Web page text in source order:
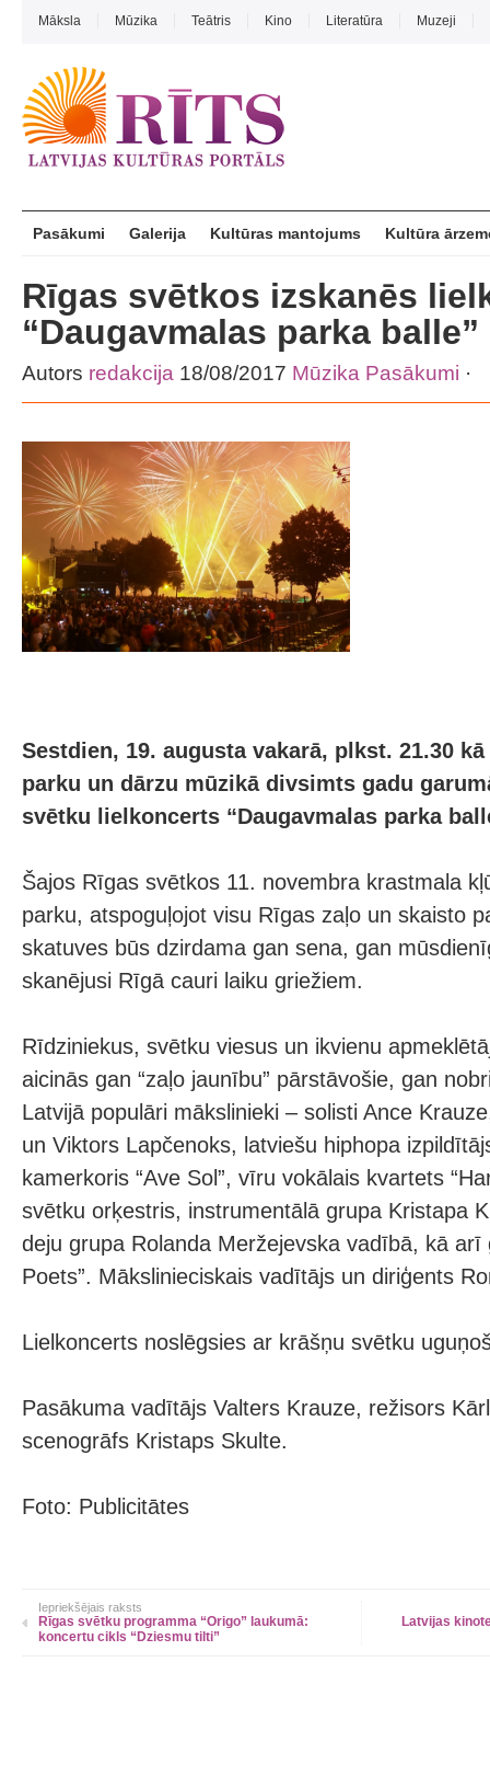
Māksla Mūzika Teātris Kino Literatūra Muzeji
Pasākumi Galerija Kultūras mantojums Kultūra
Rīgas svētkos izskanēs
“Daugavmalas parka balle”
Autors redakcija 18/08/2017 Mūzika Pasākumi ·
Sestdien, 19. augusta vakarā, plkst. 21.30
parku un dārzu mūzikā divsimts gadu
svētku lielkoncerts “Daugavmalas parka
Šajos Rīgas svētkos 11. novembra krastmala
parku, atspoguļojot visu Rīgas zaļo un skaisto
skatuves būs dzirdama gan sena, gan
skanējusi Rīgā cauri laiku griežiem.
Rīdziniekus, svētku viesus un ikvienu
aicinās gan “zaļo jaunību” pārstāvošie, gan
Latvijā populāri mākslinieki – solisti Ance
un Viktors Lapčenoks, latviešu hiphopa
kamerkoris “Ave Sol”, vīru vokālais kvartets
svētku orķestris, instrumentālā grupa Kristapa
deju grupa Rolanda Meržejevska vadībā, kā arī
Poets”. Mākslinieciskais vadītājs un diriģents
Lielkoncerts noslēgsies ar krāšņu svētku
Pasākuma vadītājs Valters Krauze, režisors
scenogrāfs Kristaps Skulte.
Foto: Publicitātes
Iepriekšējais raksts
Rīgas svētku programma “Origo” laukumā:
koncertu cikls “Dziesmu tilti”
Latvijas